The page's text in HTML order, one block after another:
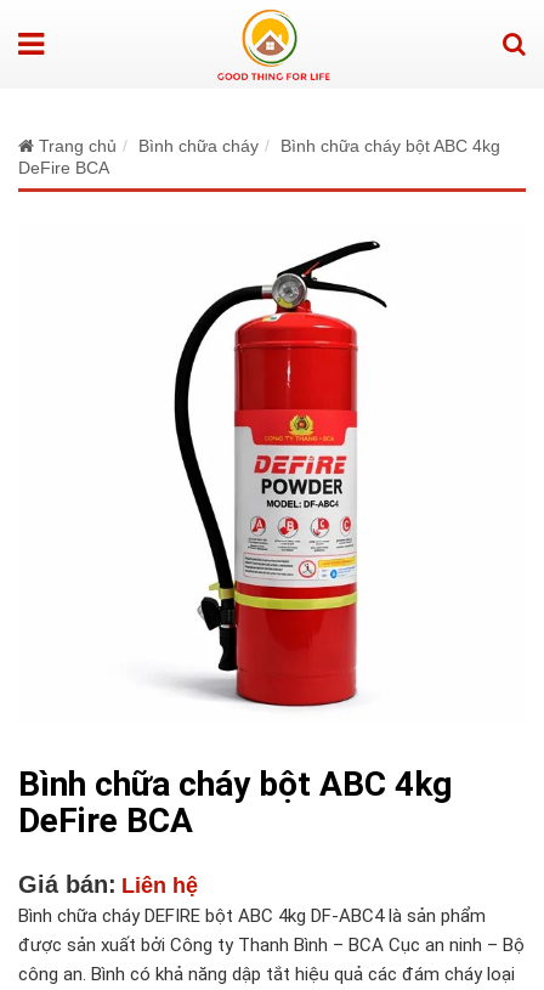
Trang chủ Bình chữa cháy
Bình chữa cháy bột ABC 4kg
DeFire BCA
Bình chữa cháy bột ABC 4kg
DeFire BCA
Giá bán: Liên hệ
Bình chữa cháy DEFIRE bột ABC 4kg DF-ABC4 là sản phẩm
được sản xuất bởi Công ty Thanh Bình – BCA Cục an ninh – Bộ
công an. Bình có khả năng dập tắt hiệu quả các đám cháy loại